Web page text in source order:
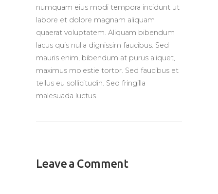
numquam eius modi tempora incidunt ut
labore et dolore magnam aliquam
quaerat voluptatem. Aliquam bibendum
lacus quis nulla dignissim faucibus. Sed
mauris enim, bibendum at purus aliquet,
maximus molestie tortor. Sed faucibus et
tellus eu sollicitudin. Sed fringilla
malesuada luctus.
Leave a Comment